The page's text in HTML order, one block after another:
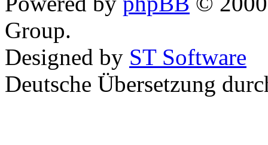
Group.
Designed by ST Software
Deutsche Übersetzung